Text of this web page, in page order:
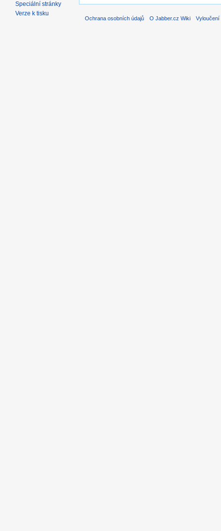
Speciální stránky
Verze k tisku
Ochrana osobních údajů O Jabber.cz Wiki Vyloučení